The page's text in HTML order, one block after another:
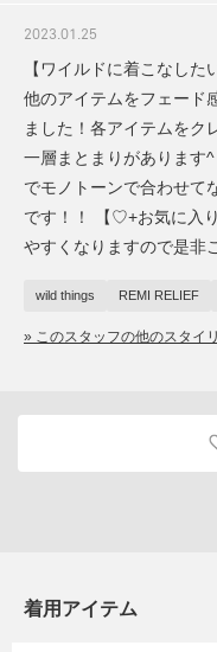
2023.01.25
【ワイルドに着こなし
他のアイテムをフェード
ました！各アイテムをク
一層まとまりがあります
でモノトーンで合わせて
です！！ 【♡+お気に入
やすくなりますので是非
wild things REMI RELIEF
» このスタッフの他のスタイ
着用アイテム